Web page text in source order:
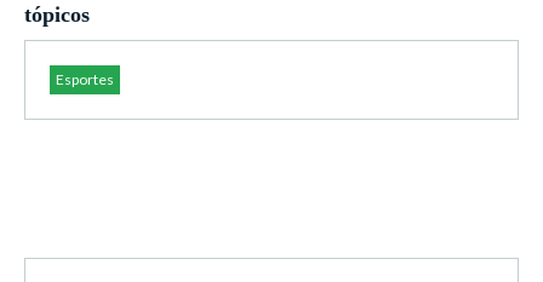
tópicos
Esportes